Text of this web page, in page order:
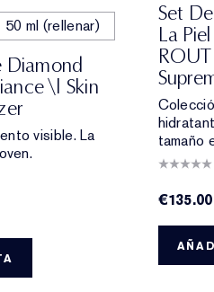
50 ml (rellenar)
\| Skin
visible. La
Set
La
tamaño
€135.00